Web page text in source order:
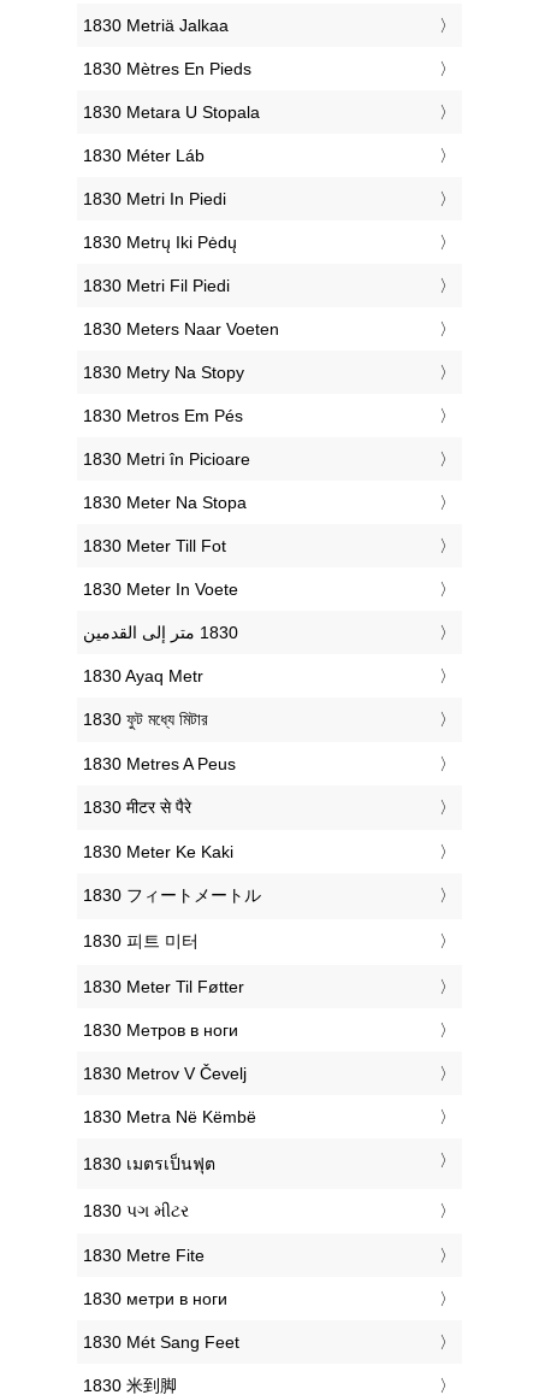
‎1830 Metriä Jalkaa
‎1830 Mètres En Pieds
‎1830 Metara U Stopala
‎1830 Méter Láb
‎1830 Metri In Piedi
‎1830 Metrų Iki Pėdų
‎1830 Metri Fil Piedi
‎1830 Meters Naar Voeten
‎1830 Metry Na Stopy
‎1830 Metros Em Pés
‎1830 Metri în Picioare
‎1830 Meter Na Stopa
‎1830 Meter Till Fot
‎1830 Meter In Voete
‎1830 Ayaq Metr
‎1830 ফুট মধ্যে মিটার
‎1830 Metres A Peus
‎1830 मीटर से पैरे
‎1830 Meter Ke Kaki
‎1830 フィートメートル
‎1830 피트 미터
‎1830 Meter Til Føtter
‎1830 Метров в ноги
‎1830 Metrov V Čevelj
‎1830 Metra Në Këmbë
‎1830 เมตรเป็นฟุต
‎1830 પગ મીટર
‎1830 Metre Fite
‎1830 метри в ноги
‎1830 Mét Sang Feet
‎1830 米到脚